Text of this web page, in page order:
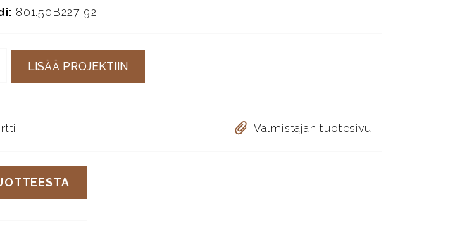
801.50B227 92
LISÄÄ PROJEKTIIN
Valmistajan tuotesivu